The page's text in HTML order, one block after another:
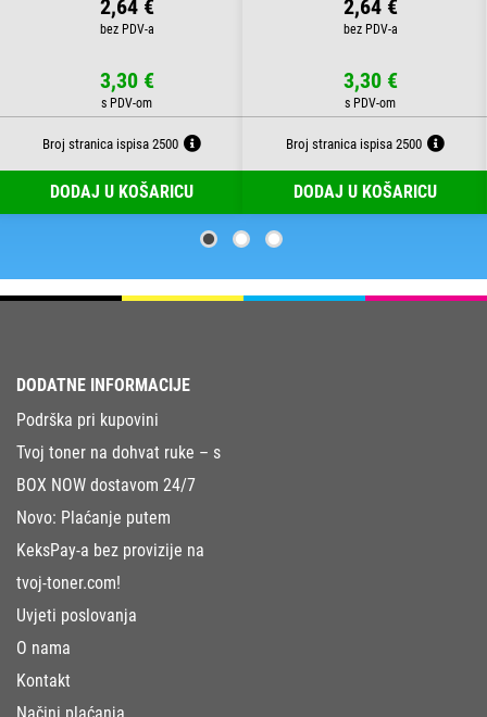
2,64 €
3,30 €
Broj stranica ispisa 2500
DODAJ U KOŠARICU
2,64 €
3,30 €
Broj stranica ispisa 2500
DODAJ U KOŠARICU
DODATNE INFORMACIJE
Podrška pri kupovini
Tvoj toner na dohvat ruke – s
BOX NOW dostavom 24/7
Novo: Plaćanje putem
KeksPay-a bez provizije na
tvoj-toner.com!
Uvjeti poslovanja
O nama
Kontakt